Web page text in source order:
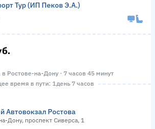
Тур (ИП Пеков Э.А.)
в Ростове-на-Дону · 7 часов 45 минут
время в пути: 1 день 7 часов
Автовокзал Ростова
Дону, проспект Сиверса, 1